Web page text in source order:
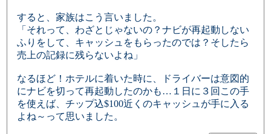
すると、家族はこう言いました。
「それって、わざとじゃないの？ナビが再起動しない
ふりをして、キャッシュをもらったのでは？そしたら
売上の記録に残らないよね」
なるほど！ホテルに着いた時に、ドライバーは意図的
にナビを切って再起動したのかも…１日に３回この手
を使えば、チップ込$100近くのキャッシュが手に入る
よね～って思いました。